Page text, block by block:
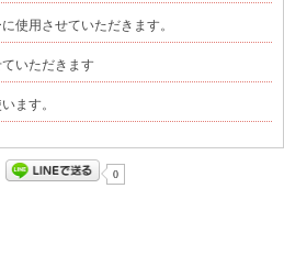
使用させていただきます。
いただきます
ます。
0